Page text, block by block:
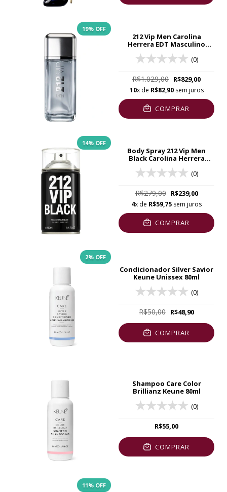
19% OFF
212 Vip Men Carolina
Herrera EDT Masculino
200ml
(0)
R$1.029,00 R$829,00
10x de R$82,90sem juros
COMPRAR
14% OFF
Body Spray 212 Vip Men
Black Carolina Herrera
250ml
(0)
R$279,00 R$239,00
4x de R$59,75 sem juros
COMPRAR
2% OFF
Condicionador Silver Savior
Keune Unissex 80ml
(0)
R$50,00 R$48,90
COMPRAR
Shampoo Care Color
Brillianz Keune 80ml
(0)
R$55,00
COMPRAR
11% OFF